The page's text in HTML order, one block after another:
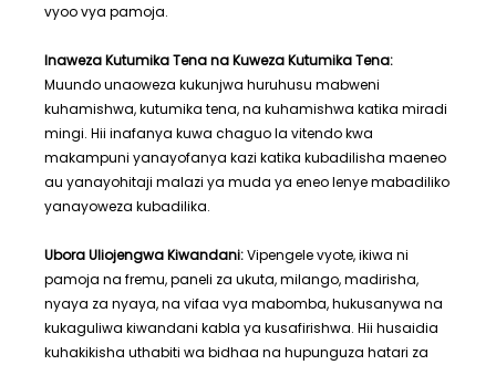
vyoo vya pamoja.
Inaweza Kutumika Tena na Kuweza Kutumika Tena:
Muundo unaoweza kukunjwa huruhusu mabweni
kuhamishwa, kutumika tena, na kuhamishwa katika miradi
mingi. Hii inafanya kuwa chaguo la vitendo kwa
makampuni yanayofanya kazi katika kubadilisha maeneo
au yanayohitaji malazi ya muda ya eneo lenye mabadiliko
yanayoweza kubadilika.
Ubora Uliojengwa Kiwandani:Vipengele vyote, ikiwa ni
pamoja na fremu, paneli za ukuta, milango, madirisha,
nyaya za nyaya, na vifaa vya mabomba, hukusanywa na
kukaguliwa kiwandani kabla ya kusafirishwa. Hii husaidia
kuhakikisha uthabiti wa bidhaa na hupunguza hatari za